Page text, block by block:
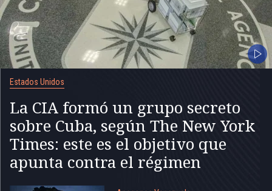
Estados Unidos
La CIA formó un grupo secreto
sobre Cuba, según The New York
Times: este es el objetivo que
apunta contra el régimen